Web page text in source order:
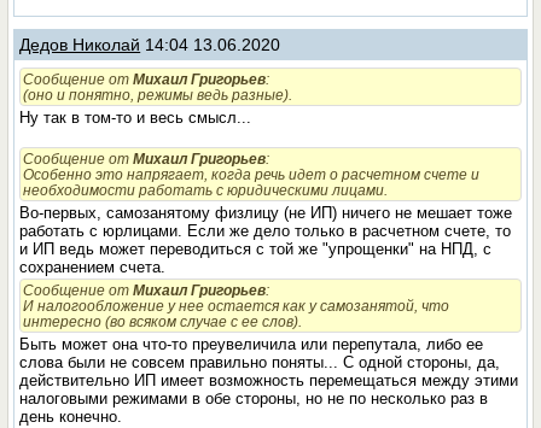
Дедов Николай 14:04 13.06.2020
Сообщение отМихаил Григорьев:
(оно и понятно, режимы ведь разные).
Ну так в том-то и весь смысл...
Сообщение отМихаил Григорьев:
Особенно это напрягает, когда речь идет о расчетном счете и
необходимости работать с юридическими лицами.
Во-первых, самозанятому физлицу (не ИП) ничего не мешает тоже
работать с юрлицами. Если же дело только в расчетном счете, то
и ИП ведь может переводиться с той же "упрощенки" на НПД, с
сохранением счета.
Сообщение отМихаил Григорьев:
И налогообложение у нее остается как у самозанятой, что
интересно (во всяком случае с ее слов).
Быть может она что-то преувеличила или перепутала, либо ее
слова были не совсем правильно поняты... С одной стороны, да,
действительно ИП имеет возможность перемещаться между этими
налоговыми режимами в обе стороны, но не по несколько раз в
день конечно.